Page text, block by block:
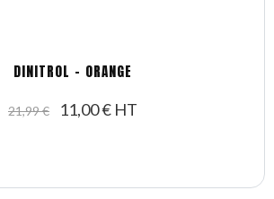
DINITROL - ORANGE
21,99 € 11,00 € HT